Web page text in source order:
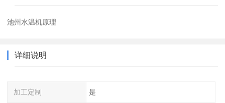
池州水温机原理
详细说明
加工定制 是